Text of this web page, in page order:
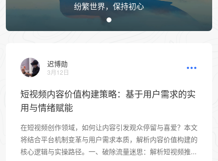
纷繁世界，保持初心
迟博勋
3月12日
短视频内容价值构建策略：基于用户需求的实
用与情绪赋能
在短视频创作领域，如何让内容引发观众停留与喜爱？本文
将结合平台机制变革与用户需求本质，解析内容价值构建的
核心逻辑与实操路径。一、破除流量迷思：解析短视频推...